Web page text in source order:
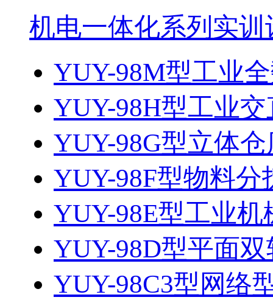
机电一体化系列实训
YUY-98M型工业
YUY-98H型工业
YUY-98G型立体
YUY-98F型物料分
YUY-98E型工业
YUY-98D型平面
YUY-98C3型网络